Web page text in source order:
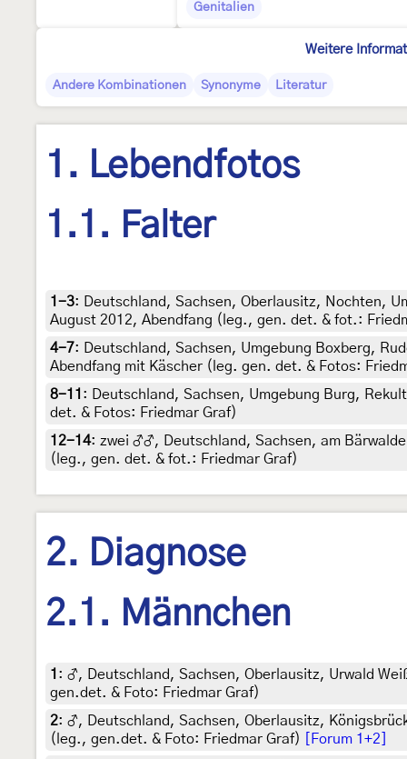
Genitalien
Weitere
Andere Kombinationen Synonyme Literatur
1. Lebendfotos
1.1. Falter
1-3:
Deutschland, Sachsen, Oberlausitz, Nochten,
August 2012, Abendfang (leg., gen. det. & fot.:
4-7:
Deutschland, Sachsen, Umgebung Boxberg,
Abendfang mit Käscher (leg. gen. det. & Fotos:
8-11 :
Deutschland, Sachsen, Umgebung Burg,
det. & Fotos: Friedmar Graf)
12-14: zwei ♂♂, Deutschland, Sachsen, am
(leg., gen. det. & fot.: Friedmar Graf)
2. Diagnose
2.1. Männchen
1 : ♂, Deutschland, Sachsen, Oberlausitz, Urwald
gen.det. & Foto: Friedmar Graf)
2: ♂, Deutschland, Sachsen, Oberlausitz,
(leg., gen.det. & Foto: Friedmar Graf)
[Forum 1+2]